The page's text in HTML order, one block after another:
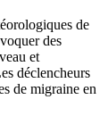
de
des
et
déclencheurs
de migraine en